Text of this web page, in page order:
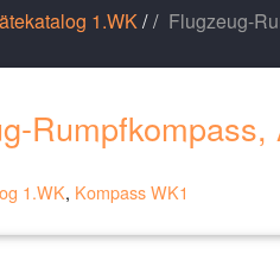
1.WK / Flugzeug-
1.WK, Kompass WK1